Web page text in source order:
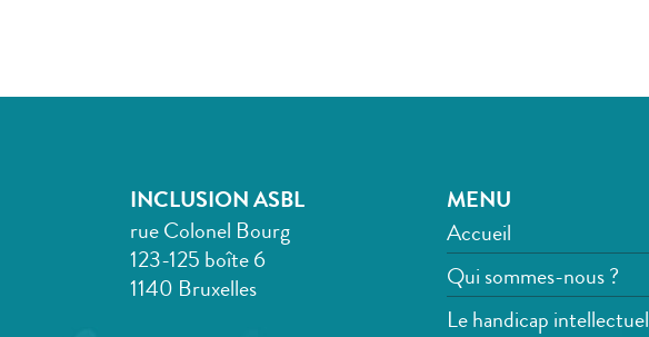
INCLUSION ASBL
rue Colonel Bourg
123-125 boîte 6
1140 Bruxelles
MENU
Accueil
Qui sommes-nous ?
Le handicap intellectuel